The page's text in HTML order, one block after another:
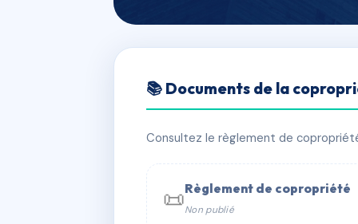
SDC 104 RUE
📍 104 RUE DU FAUBOURG SAINT
📞 Contacter Syndic Digital
📚 Documents de la
Consultez le règlement de
📜Règlement de copropriété
Non publié